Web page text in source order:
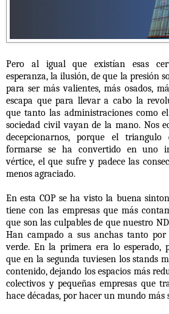
Pero al igual que existían esas
esperanza, la ilusión, de que la presión
para ser más valientes, más osados,
escapa que para llevar a cabo la
que tanto las administraciones como
sociedad civil vayan de la mano. Nos
decepcionarnos, porque el triangulo
formarse se ha convertido en uno
vértice, el que sufre y padece las
menos agraciado.
En esta COP se ha visto la buena
tiene con las empresas que más
que son las culpables de que nuestro
Han campado a sus anchas tanto
verde. En la primera era lo esperado,
que en la segunda tuviesen los stands
contenido, dejando los espacios más
colectivos y pequeñas empresas que
hace décadas, por hacer un mundo más